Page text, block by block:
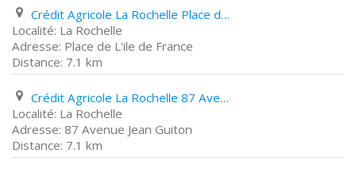
Crédit Agricole La Rochelle Place de L'ile de France
La Rochelle
Place de L'ile de France
7.1 km
Crédit Agricole La Rochelle 87 Avenue Jean Guiton
La Rochelle
87 Avenue Jean Guiton
7.1 km